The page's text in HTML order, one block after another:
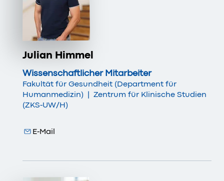
Julian Himmel
Wissenschaftlicher Mitarbeiter
Fakultät für Gesundheit (Department für
Humanmedizin) | Zentrum für Klinische Studien
(ZKS-UW/H)
E-Mail